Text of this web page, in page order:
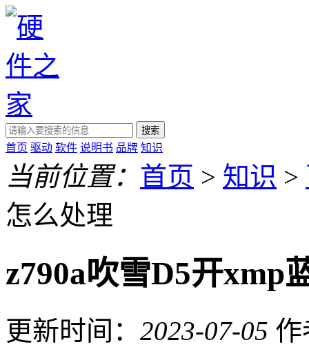
搜索
首页 驱动 软件 说明书 品牌 知识
当前位置： 首页 > 知识 >
怎么处理
z790a吹雪D5开xmp
更新时间： 2023-07-05 作